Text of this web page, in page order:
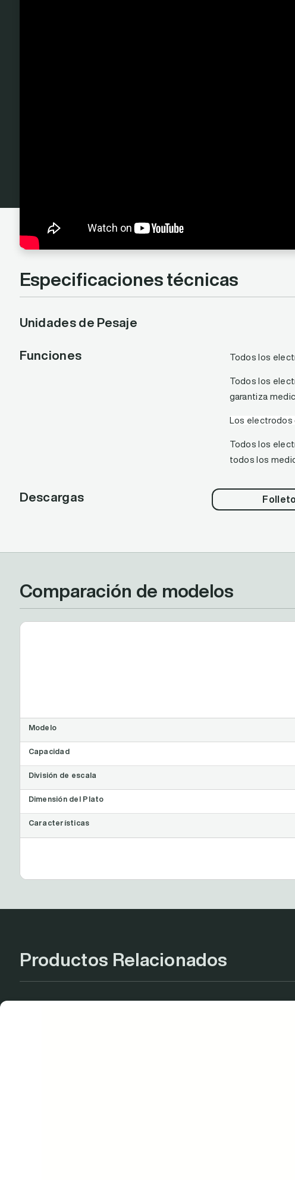
Especificaciones técnicas
Unidades de Pesaje
Funciones Todos los
Todos los
garantiza
Los electrodos
Todos los
todos los
Descargas Folleto
Comparación de modelos
Modelo
Capacidad
División de escala
Dimensión del Plato
Características
Productos Relacionados